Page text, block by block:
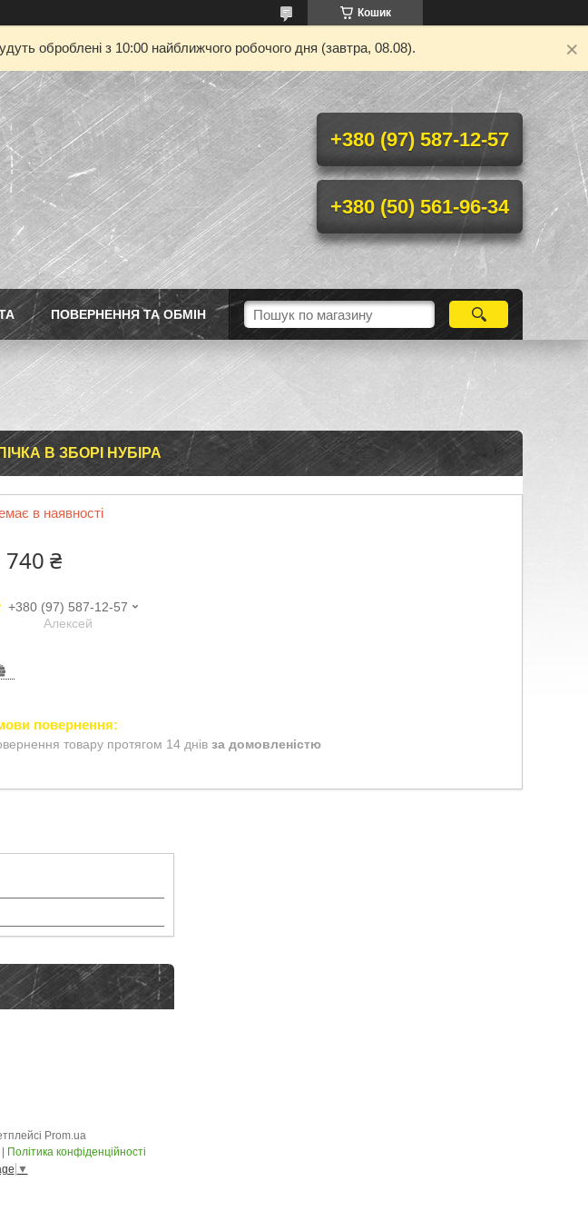
Кошик
оброблені з 10:00 найближчого робочого дня (завтра, 08.08).
+380 (97) 587-12-57
+380 (50) 561-96-34
ПОВЕРНЕННЯ ТА ОБМІН
В ЗБОРІ НУБІРА
в наявності
740 ₴
+380 (97) 587-12-57
Aлексей
товару протягом 14 днів за домовленістю
Prom.ua
Політика конфіденційності
▼